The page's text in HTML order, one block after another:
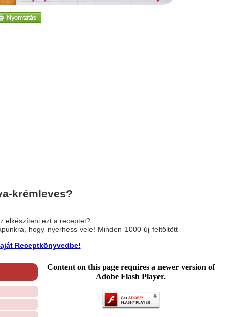
krémleves?
elkészíteni ezt a receptet?
hogy nyerhess vele! Minden 1000 új feltöltött
Receptkönyvedbe!
Content on this page requires a newer version of
Adobe Flash Player.